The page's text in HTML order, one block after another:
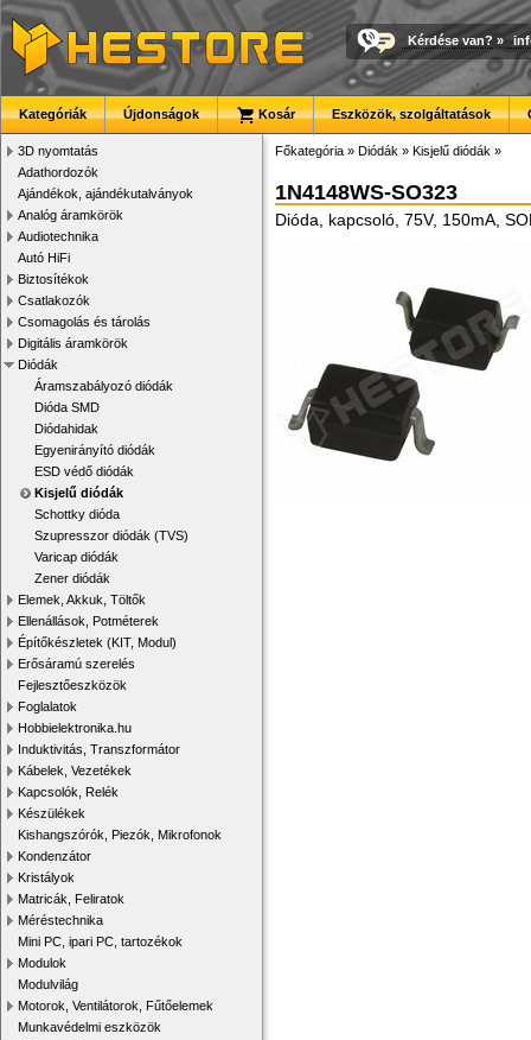
Kérdése van? »
Kategóriák Újdonságok Kosár Eszközök, szolgáltatások
3D nyomtatás
Adathordozók
Ajándékok, ajándékutalványok
Analóg áramkörök
Audiotechnika
Autó HiFi
Biztosítékok
Csatlakozók
Csomagolás és tárolás
Digitális áramkörök
Diódák
Áramszabályozó diódák
Dióda SMD
Diódahidak
Egyenirányító diódák
ESD védő diódák
Kisjelű diódák
Schottky dióda
Szupresszor diódák (TVS)
Varicap diódák
Zener diódák
Elemek, Akkuk, Töltők
Ellenállások, Potméterek
Építőkészletek (KIT, Modul)
Erősáramú szerelés
Fejlesztőeszközök
Foglalatok
Hobbielektronika.hu
Induktivitás, Transzformátor
Kábelek, Vezetékek
Kapcsolók, Relék
Készülékek
Kishangszórók, Piezók, Mikrofonok
Kondenzátor
Kristályok
Matricák, Feliratok
Méréstechnika
Mini PC, ipari PC, tartozékok
Modulok
Modulvilág
Motorok, Ventilátorok, Fűtőelemek
Munkavédelmi eszközök
Főkategória » Diódák » Kisjelű diódák »
1N4148WS-SO323
Dióda, kapcsoló, 75V, 150mA,